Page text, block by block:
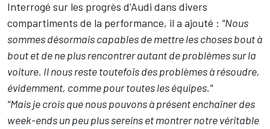
Interrogé sur les progrès d'Audi dans divers
compartiments de la performance, il a ajouté : "Nous
sommes désormais capables de mettre les choses bout à
bout et de ne plus rencontrer autant de problèmes sur la
voiture. Il nous reste toutefois des problèmes à résoudre,
évidemment, comme pour toutes les équipes."
"Mais je crois que nous pouvons à présent enchaîner des
week-ends un peu plus sereins et montrer notre véritable